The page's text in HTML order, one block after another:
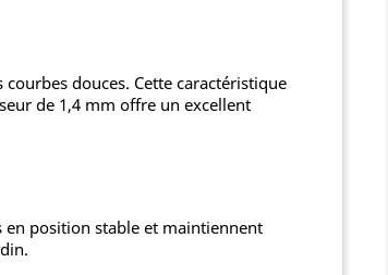
douces. Cette caractéristique
de 1,4 mm offre un excellent
en position stable et maintiennent